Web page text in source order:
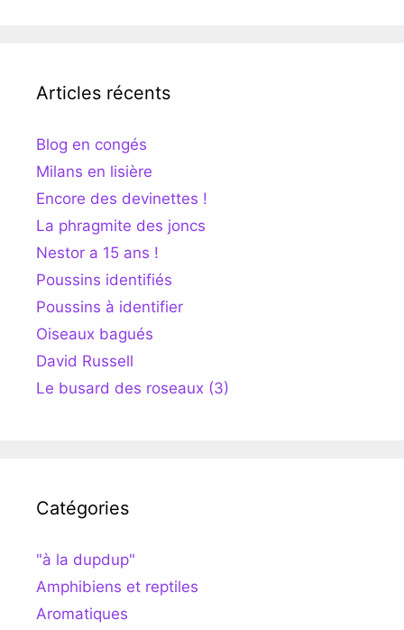
Articles récents
Blog en congés
Milans en lisière
Encore des devinettes !
La phragmite des joncs
Nestor a 15 ans !
Poussins identifiés
Poussins à identifier
Oiseaux bagués
David Russell
Le busard des roseaux (3)
Catégories
"à la dupdup"
Amphibiens et reptiles
Aromatiques